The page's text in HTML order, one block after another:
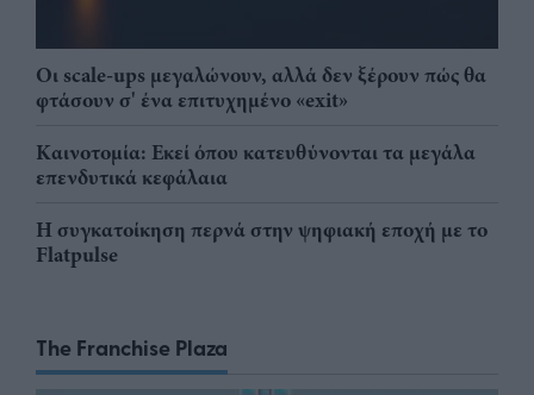
Οι scale-ups μεγαλώνουν, αλλά δεν ξέρουν πώς θα
φτάσουν σ' ένα επιτυχημένο «exit»
Καινοτομία: Εκεί όπου κατευθύνονται τα μεγάλα
επενδυτικά κεφάλαια
Η συγκατοίκηση περνά στην ψηφιακή εποχή με το
Flatpulse
The Franchise Plaza